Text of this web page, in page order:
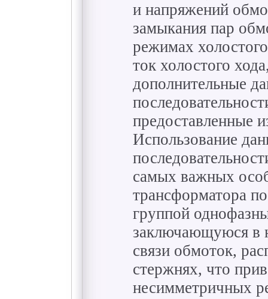
и напряжений
замыкания пар
режимах
ток холостого
дополнительные
предоставленные
Использование
самых важных
трансформатора
группой
заключающуюся в
связи обмоток,
стержнях, что
несимметричных